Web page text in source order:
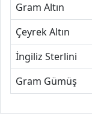
Gram Altın
Çeyrek Altın
İngiliz Sterlini
Gram Gümüş